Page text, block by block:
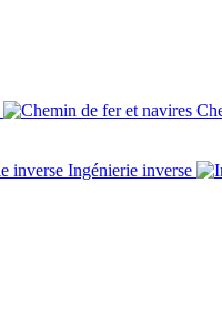
Ingénierie inverse